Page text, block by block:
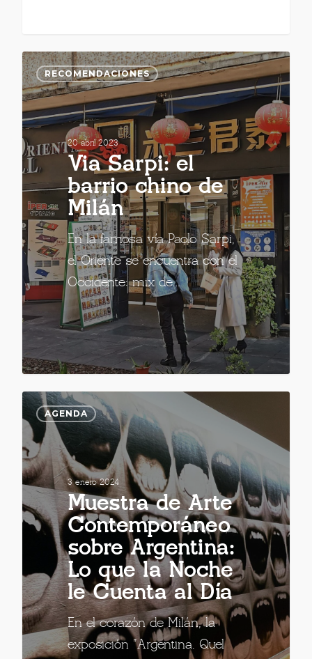
RECOMENDACIONES
20 abril 2023
Via Sarpi: el
barrio chino de
Milán
En la famosa vía Paolo Sarpi,
el Oriente se encuentra con el
Occidente: mix de…
AGENDA
3 enero 2024
Muestra de Arte
Contemporáneo
sobre Argentina:
Lo que la Noche
le Cuenta al Día
En el corazón de Milán, la
exposición "Argentina. Quel